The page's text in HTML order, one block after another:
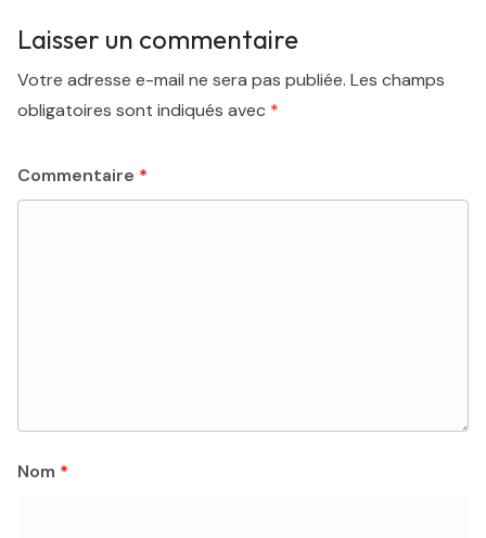
Laisser un commentaire
Votre adresse e-mail ne sera pas publiée. Les champs
obligatoires sont indiqués avec *
Commentaire *
Nom *